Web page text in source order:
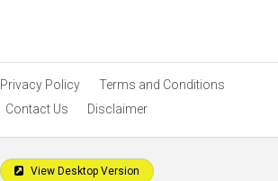
Privacy Policy
Terms and Conditions
Contact Us
Disclaimer
View Desktop Version